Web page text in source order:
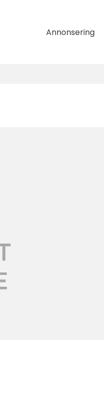
Annonsering